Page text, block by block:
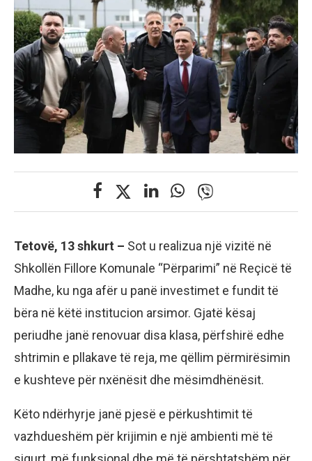
Tetovë, 13 shkurt – Sot u realizua një vizitë në
Shkollën Fillore Komunale “Përparimi” në Reçicë të
Madhe, ku nga afër u panë investimet e fundit të
bëra në këtë institucion arsimor. Gjatë kësaj
periudhe janë renovuar disa klasa, përfshirë edhe
shtrimin e pllakave të reja, me qëllim përmirësimin
e kushteve për nxënësit dhe mësimdhënësit.
Këto ndërhyrje janë pjesë e përkushtimit të
vazhdueshëm për krijimin e një ambienti më të